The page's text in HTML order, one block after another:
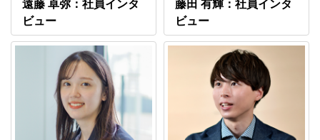
遠藤 卓弥：社員インタ
ビュー
藤田 有輝：社員インタ
ビュー